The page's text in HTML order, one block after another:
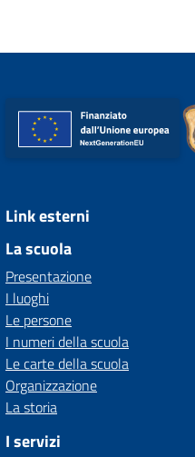
Link esterni
La scuola
Presentazione
I luoghi
Le persone
I numeri della scuola
Le carte della scuola
Organizzazione
La storia
I servizi